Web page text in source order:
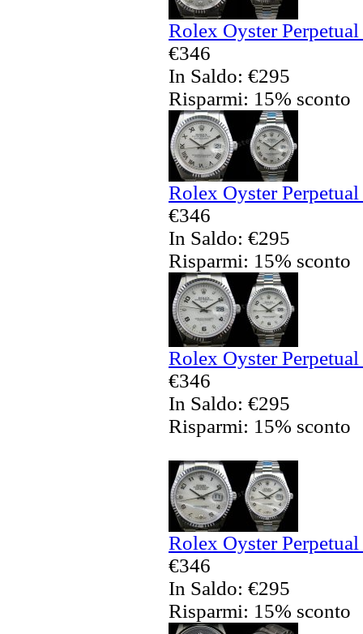
Rolex Oyster
€346
In Saldo: €295
Risparmi: 15% sconto
Rolex Oyster
€346
In Saldo: €295
Risparmi: 15% sconto
Rolex Oyster
€346
In Saldo: €295
Risparmi: 15% sconto
Rolex Oyster
€346
In Saldo: €295
Risparmi: 15% sconto